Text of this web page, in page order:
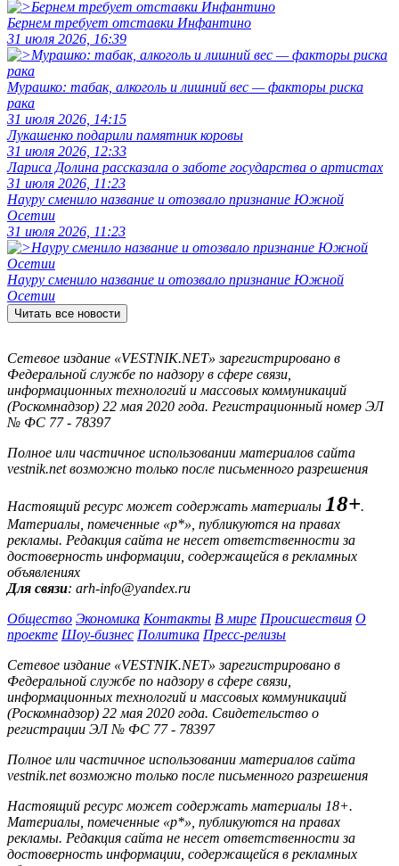
Бернем требует отставки Инфантино
31 июля 2026, 16:39
Мурашко: табак, алкоголь и лишний вес — факторы риска
рака
31 июля 2026, 14:15
Лукашенко подарили памятник коровы
31 июля 2026, 12:33
Лариса Долина рассказала о заботе государства о артистах
31 июля 2026, 11:23
Науру сменило название и отозвало признание Южной
Осетии
31 июля 2026, 11:23
Науру сменило название и отозвало признание Южной
Осетии
Читать все новости
Сетевое издание «VESTNIK.NET» зарегистрировано в
Федеральной службе по надзору в сфере связи,
информационных технологий и массовых коммуникаций
(Роскомнадзор) 22 мая 2020 года. Регистрационный номер ЭЛ
№ ФС 77 - 78397
Полное или частичное использовании материалов сайта
vestnik.net возможно только после письменного разрешения
Настоящий ресурс может содержать материалы 18+.
Материалы, помеченные «р*», публикуются на правах
рекламы. Редакция сайта не несет ответственности за
достоверность информации, содержащейся в рекламных
объявлениях
Для связи: arh-info@yandex.ru
Общество Экономика Контакты В мире Происшествия О
проекте Шоу-бизнес Политика Пресс-релизы
Сетевое издание «VESTNIK.NET» зарегистрировано в
Федеральной службе по надзору в сфере связи,
информационных технологий и массовых коммуникаций
(Роскомнадзор) 22 мая 2020 года. Свидетельство о
регистрации ЭЛ № ФС 77 - 78397
Полное или частичное использовании материалов сайта
vestnik.net возможно только после письменного разрешения
Настоящий ресурс может содержать материалы 18+.
Материалы, помеченные «р*», публикуются на правах
рекламы. Редакция сайта не несет ответственности за
достоверность информации, содержащейся в рекламных